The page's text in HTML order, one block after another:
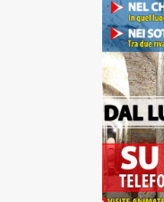
Fano